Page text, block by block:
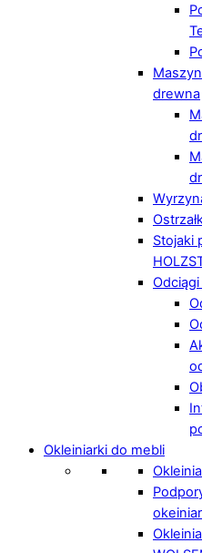
drewna
Stojaki
Okleiniarki do mebli